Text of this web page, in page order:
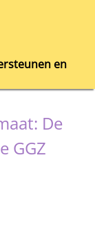
en
De
GGZ